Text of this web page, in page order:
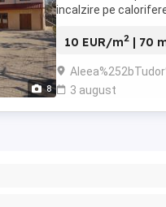
8
incalzire pe
10 EUR/m2 | 70
3 august